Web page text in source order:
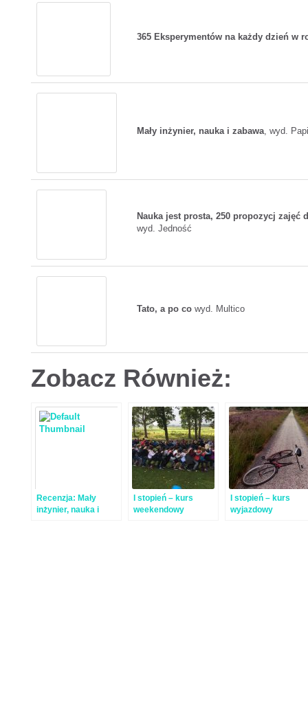
365 Eksperymentów na każdy dzień w
Mały inżynier, nauka i zabawa, wyd.
Nauka jest prosta, 250 propozycj zajęć
wyd. Jedność
Tato, a po cowyd. Multico
Zobacz Również:
Recenzja: Mały
inżynier, nauka i
I stopień – kurs
weekendowy
I stopień – kurs
wyjazdowy